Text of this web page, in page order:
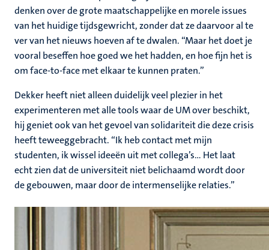
denken over de grote maatschappelijke en morele issues
van het huidige tijdsgewricht, zonder dat ze daarvoor al te
ver van het nieuws hoeven af te dwalen. “Maar het doet je
vooral beseffen hoe goed we het hadden, en hoe fijn het is
om face-to-face met elkaar te kunnen praten.”
Dekker heeft niet alleen duidelijk veel plezier in het
experimenteren met alle tools waar de UM over beschikt,
hij geniet ook van het gevoel van solidariteit die deze crisis
heeft teweeggebracht. “Ik heb contact met mijn
studenten, ik wissel ideeën uit met collega’s… Het laat
echt zien dat de universiteit niet belichaamd wordt door
de gebouwen, maar door de intermenselijke relaties.”